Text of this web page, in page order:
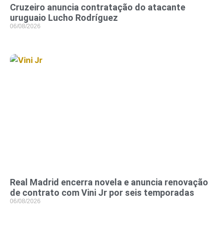
Cruzeiro anuncia contratação do atacante
uruguaio Lucho Rodríguez
06/08/2026
Real Madrid encerra novela e anuncia renovação
de contrato com Vini Jr por seis temporadas
06/08/2026